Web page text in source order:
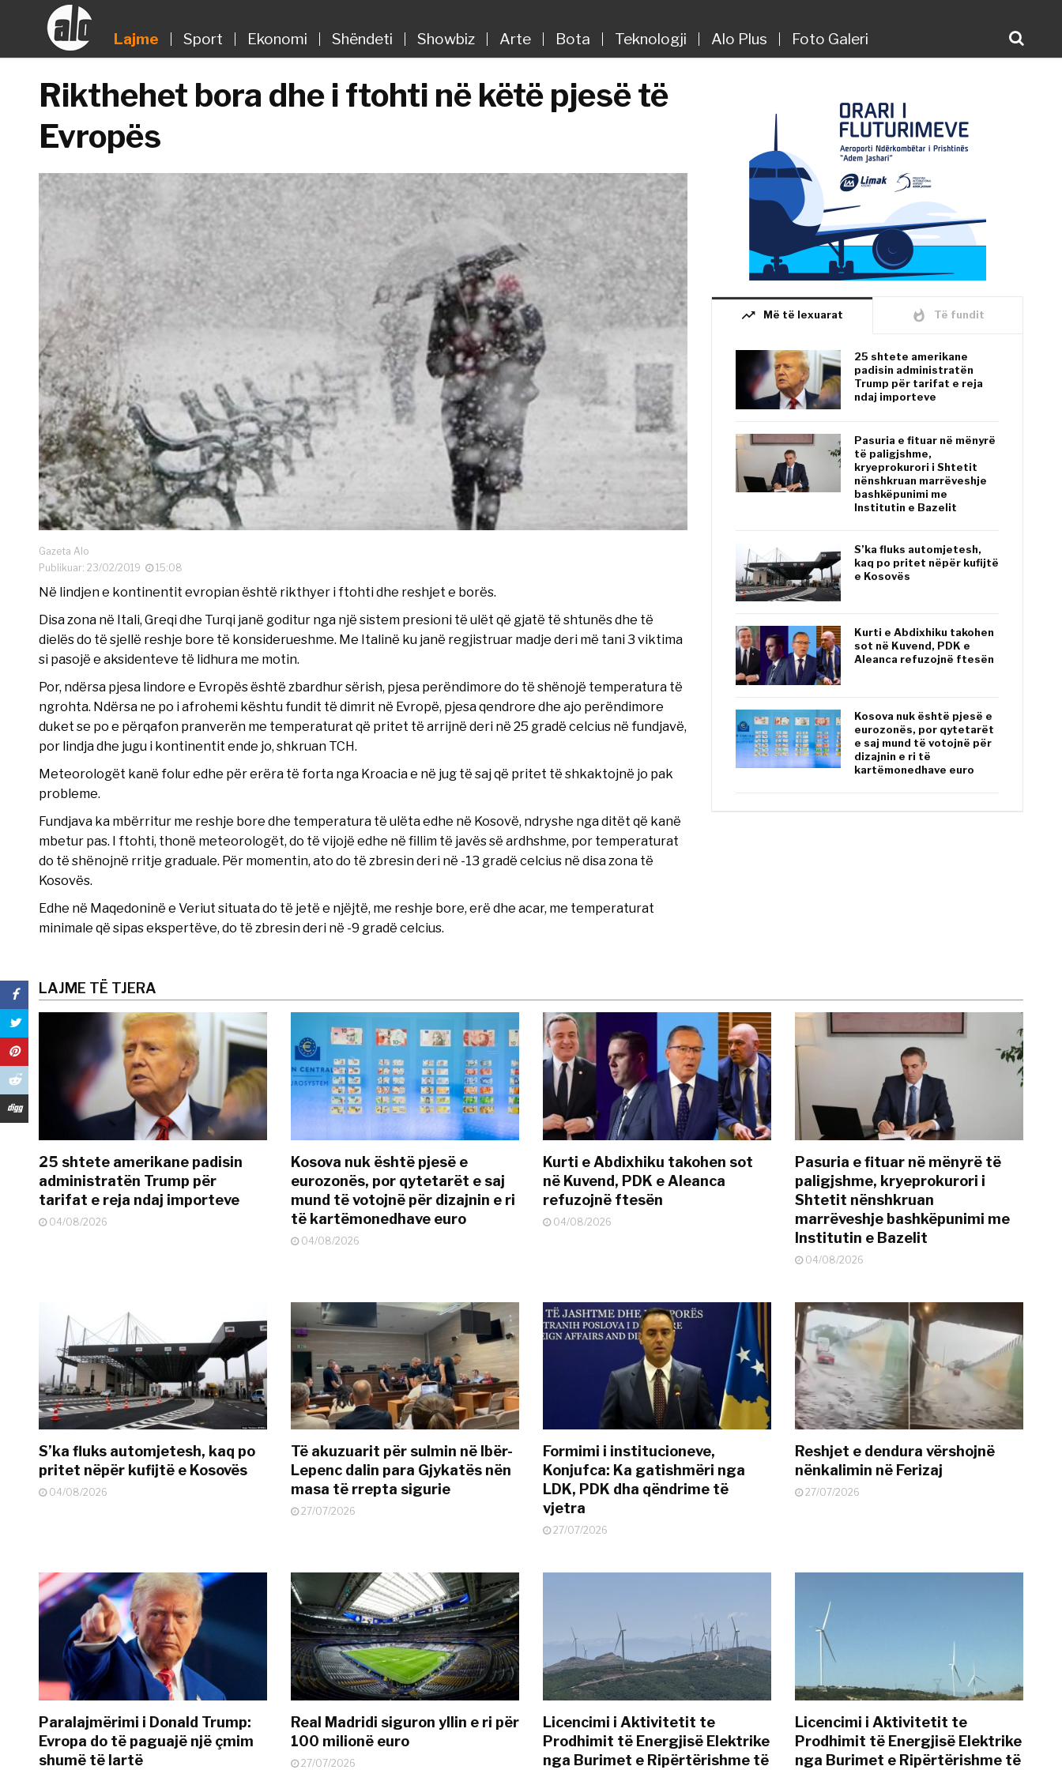
Lajme Sport Ekonomi Shëndeti Showbiz Arte Bota Teknologji Alo Plus Foto Galeri
Rikthehet bora dhe i ftohti në këtë pjesë të
Evropës
Gazeta Alo
Publikuar: 23/02/2019
15:08
Në lindjen e kontinentit evropian është rikthyer i ftohti dhe reshjet e borës.
Disa zona në Itali, Greqi dhe Turqi janë goditur nga një sistem presioni të ulët që gjatë të shtunës dhe të
dielës do të sjellë reshje bore të konsiderueshme. Me Italinë ku janë regjistruar madje deri më tani 3 viktima
si pasojë e aksidenteve të lidhura me motin.
Por, ndërsa pjesa lindore e Evropës është zbardhur sërish, pjesa perëndimore do të shënojë temperatura të
ngrohta. Ndërsa ne po i afrohemi kështu fundit të dimrit në Evropë, pjesa qendrore dhe ajo perëndimore
duket se po e përqafon pranverën me temperaturat që pritet të arrijnë deri në 25 gradë celcius në fundjavë,
por lindja dhe jugu i kontinentit ende jo, shkruan TCH.
Meteorologët kanë folur edhe për erëra të forta nga Kroacia e në jug të saj që pritet të shkaktojnë jo pak
probleme.
Fundjava ka mbërritur me reshje bore dhe temperatura të ulëta edhe në Kosovë, ndryshe nga ditët që kanë
mbetur pas. I ftohti, thonë meteorologët, do të vijojë edhe në fillim të javës së ardhshme, por temperaturat
do të shënojnë rritje graduale. Për momentin, ato do të zbresin deri në -13 gradë celcius në disa zona të
Kosovës.
Edhe në Maqedoninë e Veriut situata do të jetë e njëjtë, me reshje bore, erë dhe acar, me temperaturat
minimale që sipas ekspertëve, do të zbresin deri në -9 gradë celcius.
trending_up Më të lexuarat whatshot Të fundit
25 shtete amerikane
padisin administratën
Trump për tarifat e reja
ndaj importeve
Pasuria e fituar në mënyrë
të paligjshme,
kryeprokurori i Shtetit
nënshkruan marrëveshje
bashkëpunimi me
Institutin e Bazelit
S’ka fluks automjetesh,
kaq po pritet nëpër kufijtë
e Kosovës
Kurti e Abdixhiku takohen
sot në Kuvend, PDK e
Aleanca refuzojnë ftesën
Kosova nuk është pjesë e
eurozonës, por qytetarët
e saj mund të votojnë për
dizajnin e ri të
kartëmonedhave euro
LAJME TË TJERA
25 shtete amerikane padisin
administratën Trump për
tarifat e reja ndaj importeve
04/08/2026
Kosova nuk është pjesë e
eurozonës, por qytetarët e saj
mund të votojnë për dizajnin e ri
të kartëmonedhave euro
04/08/2026
Kurti e Abdixhiku takohen sot
në Kuvend, PDK e Aleanca
refuzojnë ftesën
04/08/2026
Pasuria e fituar në mënyrë të
paligjshme, kryeprokurori i
Shtetit nënshkruan
marrëveshje bashkëpunimi me
Institutin e Bazelit
04/08/2026
S’ka fluks automjetesh, kaq po
pritet nëpër kufijtë e Kosovës
04/08/2026
Të akuzuarit për sulmin në Ibër-
Lepenc dalin para Gjykatës nën
masa të rrepta sigurie
27/07/2026
Formimi i institucioneve,
Konjufca: Ka gatishmëri nga
LDK, PDK dha qëndrime të
vjetra
27/07/2026
Reshjet e dendura vërshojnë
nënkalimin në Ferizaj
27/07/2026
Paralajmërimi i Donald Trump:
Evropa do të paguajë një çmim
shumë të lartë
Real Madridi siguron yllin e ri për
100 milionë euro
27/07/2026
Licencimi i Aktivitetit te
Prodhimit të Energjisë Elektrike
nga Burimet e Ripërtërishme të
Licencimi i Aktivitetit te
Prodhimit të Energjisë Elektrike
nga Burimet e Ripërtërishme të